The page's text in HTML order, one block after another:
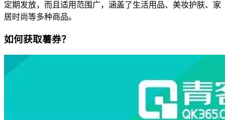
定期发放，而且适用范围广，涵盖了生活用品、美妆护肤、家
居时尚等多种商品。
如何获取薯券？